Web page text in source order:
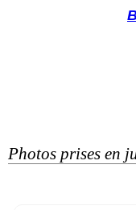
Photos prises en